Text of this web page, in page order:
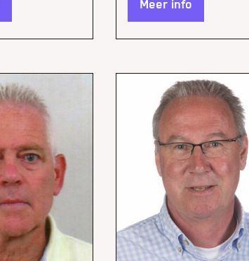
Meer info